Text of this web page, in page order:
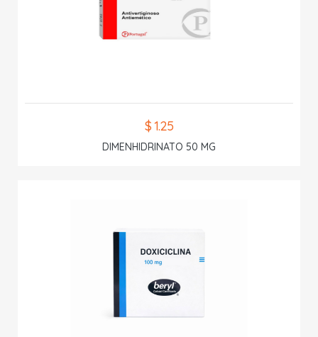
$ 1.25
DIMENHIDRINATO 50 MG